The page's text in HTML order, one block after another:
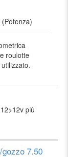
(Potenza)
roulotte
più
7.50